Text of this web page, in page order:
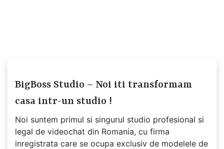
BigBoss Studio – Noi iti transformam
casa intr-un studio !
Noi suntem primul si singurul studio profesional si
legal de videochat din Romania, cu firma
inregistrata care se ocupa exclusiv de modelele de